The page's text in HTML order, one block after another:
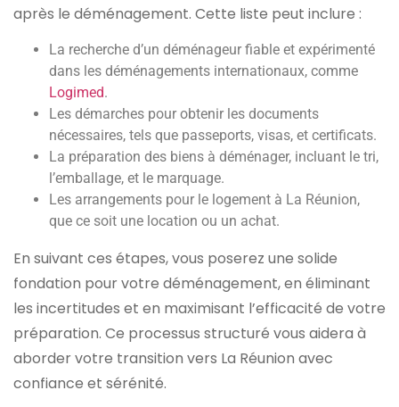
après le déménagement. Cette liste peut inclure :
La recherche d’un déménageur fiable et expérimenté
dans les déménagements internationaux, comme
Logimed.
Les démarches pour obtenir les documents
nécessaires, tels que passeports, visas, et certificats.
La préparation des biens à déménager, incluant le tri,
l’emballage, et le marquage.
Les arrangements pour le logement à La Réunion,
que ce soit une location ou un achat.
En suivant ces étapes, vous poserez une solide
fondation pour votre déménagement, en éliminant
les incertitudes et en maximisant l’efficacité de votre
préparation. Ce processus structuré vous aidera à
aborder votre transition vers La Réunion avec
confiance et sérénité.